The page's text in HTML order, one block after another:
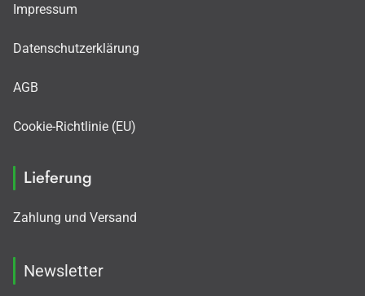
Impressum
Datenschutzerklärung
AGB
Cookie-Richtlinie (EU)
Lieferung
Zahlung und Versand
Newsletter